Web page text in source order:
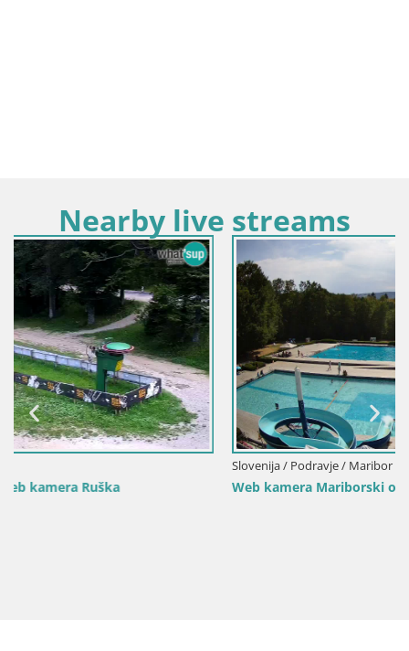
Nearby live streams
Web kamera Mariborski otok bazen